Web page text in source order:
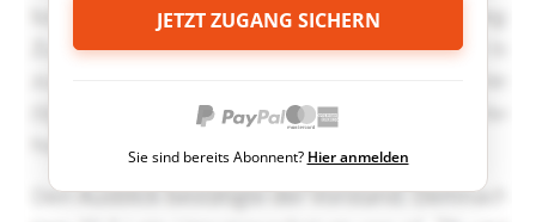
JETZT ZUGANG SICHERN
Sie sind bereits Abonnent? Hier anmelden